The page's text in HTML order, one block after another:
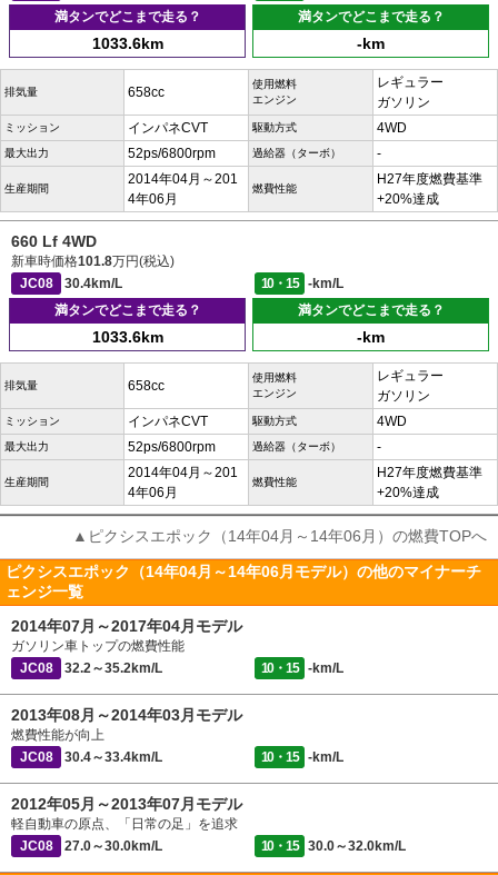
満タンでどこまで走る？
1033.6km
満タンでどこまで走る？
-km
排気量 658cc
使用燃料
エンジン
レギュラー
ガソリン
ミッション インパネCVT 駆動方式 4WD
最大出力 52ps/6800rpm 過給器（ターボ） -
生産期間
2014年04月～201
4年06月
燃費性能
H27年度燃費基準
+20%達成
660 Lf 4WD
新車時価格101.8万円(税込)
JC08
30.4km/L 10・15
-km/L
満タンでどこまで走る？
1033.6km
満タンでどこまで走る？
-km
排気量 658cc
使用燃料
エンジン
レギュラー
ガソリン
ミッション インパネCVT 駆動方式 4WD
最大出力 52ps/6800rpm 過給器（ターボ） -
生産期間
2014年04月～201
4年06月
燃費性能
H27年度燃費基準
+20%達成
▲ピクシスエポック（14年04月～14年06月）の燃費TOPへ
ピクシスエポック（14年04月～14年06月モデル）の他のマイナーチ
ェンジ一覧
2014年07月～2017年04月モデル
ガソリン車トップの燃費性能
JC08
32.2～35.2km/L 10・15 -km/L
2013年08月～2014年03月モデル
燃費性能が向上
JC08
30.4～33.4km/L 10・15 -km/L
2012年05月～2013年07月モデル
軽自動車の原点、「日常の足」を追求
JC08
27.0～30.0km/L 10・15 30.0～32.0km/L